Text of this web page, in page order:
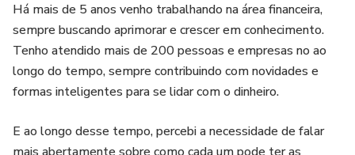
Há mais de 5 anos venho trabalhando na área financeira,
sempre buscando aprimorar e crescer em conhecimento.
Tenho atendido mais de 200 pessoas e empresas no ao
longo do tempo, sempre contribuindo com novidades e
formas inteligentes para se lidar com o dinheiro.
E ao longo desse tempo, percebi a necessidade de falar